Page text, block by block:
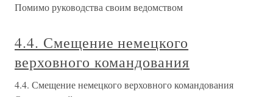
Помимо руководства своим ведомством
4.4. Смещение немецкого
верховного командования
4.4. Смещение немецкого верховного командования